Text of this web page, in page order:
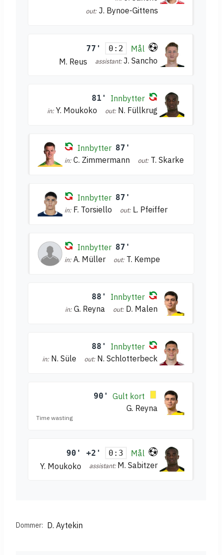
out: J. Bynoe-Gittens
77' 0:2
Mål
M. Reus
assistant: J. Sancho
81' Innbytter
in: Y. Moukoko out: N. Füllkrug
Innbytter 87'
in: C. Zimmermann out: T. Skarke
Innbytter 87'
in: F. Torsiello out: L. Pfeiffer
Innbytter 87'
in: A. Müller out: T. Kempe
88' Innbytter
in: G. Reyna out: D. Malen
88' Innbytter
in: N. Süle out: N. Schlotterbeck
90'
Gult kort
G. Reyna
Time wasting
90' +2' 0:3
Mål
Y. Moukoko
assistant: M. Sabitzer
Dommer: D. Aytekin